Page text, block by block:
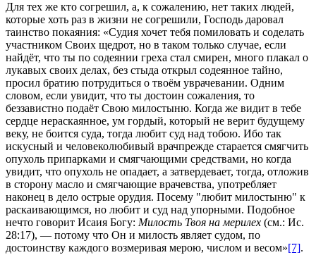
Для тех же кто согрешил, а, к сожалению, нет таких людей,
которые хоть раз в жизни не согрешили, Господь даровал
таинство покаяния: «Судия хочет тебя помиловать и соделать
участником Своих щедрот, но в таком только случае, если
найдёт, что ты по содеянии греха стал смирен, много плакал о
лукавых своих делах, без стыда открыл содеянное тайно,
просил братию потрудиться о твоём уврачевании. Одним
словом, если увидит, что ты достоин сожаления, то
беззавистно подаёт Свою милостыню. Когда же видит в тебе
сердце нераскаянное, ум гордый, который не верит будущему
веку, не боится суда, тогда любит суд над тобою. Ибо так
искусный и человеколюбивый врачпрежде старается смягчить
опухоль припарками и смягчающими средствами, но когда
увидит, что опухоль не опадает, а затвердевает, тогда, отложив
в сторону масло и смягчающие врачевства, употребляет
наконец в дело острые орудия. Посему "любит милостыню" к
раскаивающимся, но любит и суд над упорными. Подобное
нечто говорит Исаия Богу: Милость Твоя на мерилех (см.: Ис.
28:17), — потому что Он и милость являет судом, по
достоинству каждого возмеривая мерою, числом и весом»[7].